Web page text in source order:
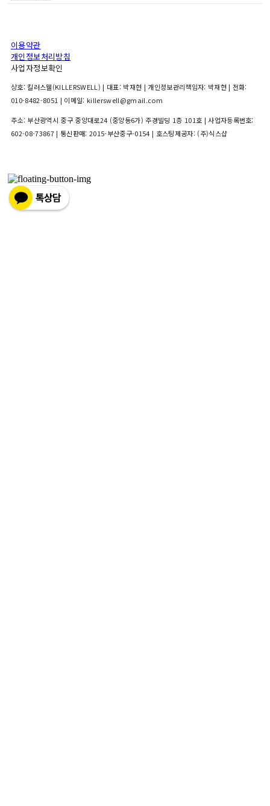
이용약관
개인정보처리방침
사업자정보확인
상호: 킬러스웰(KILLERSWELL) | 대표: 박재현 | 개인정보관리책임자: 박재현 | 전화:
010-8482-8051 | 이메일: killerswell@gmail.com
주소: 부산광역시 중구 중앙대로24 (중앙동6가) 주경빌딩 1층 101호 | 사업자등록번호:
602-08-73867| 통신판매: 2015-부산중구-0154 | 호스팅제공자: (주)식스샵